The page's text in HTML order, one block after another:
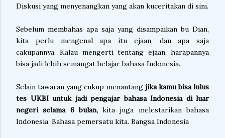
Diskusi yang menyenangkan yang akan kuceritakan di sini.
Sebelum membahas apa saja yang disampaikan bu Dian,
kita perlu mengenal apa itu ejaan, dan apa saja
cakupannya. Kalau mengerti tentang ejaan, harapannya
bisa jadi lebih semangat belajar bahasa Indonesia.
Selain tawaran yang cukup menantang jika kamu bisa lulus
tes UKBI untuk jadi pengajar bahasa Indonesia di luar
negeri selama 6 bulan,kita juga melestarikan bahasa
Indonesia. Bahasa pemersatu kita. Bangsa Indonesia